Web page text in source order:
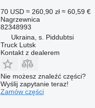
70 USD ≈ 260,90 zł ≈ 60,59 €
Nagrzewnica
82348993
Ukraina, s. Piddubtsi
Truck Lutsk
Kontakt z dealerem
Nie możesz znaleźć części?
Wyślij zapytanie teraz!
Zamów części